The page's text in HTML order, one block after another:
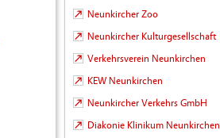
Neunkircher Zoo
Neunkircher Kulturgesellschaft
Verkehrsverein Neunkirchen
KEW Neunkirchen
Neunkircher Verkehrs GmbH
Diakonie Klinikum Neunkirchen